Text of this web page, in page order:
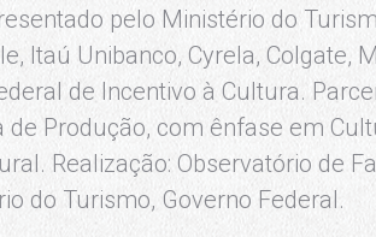
pelo Ministério do
Itaú Unibanco, Cyrela, Colgate,
de Incentivo à Cultura.
Produção, com ênfase em
Realização: Observatório de
do Turismo, Governo Federal.